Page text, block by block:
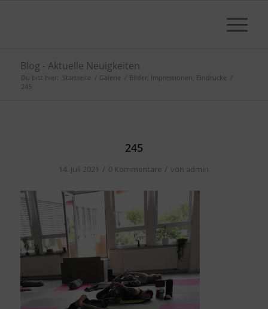
Blog - Aktuelle Neuigkeiten
Du bist hier: Startseite / Galerie / Bilder, Impressionen, Eindrücke /
245
245
14. Juli 2021 / 0 Kommentare / von admin